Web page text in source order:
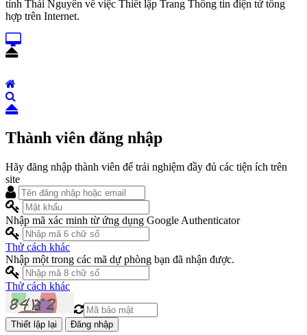
tỉnh Thái Nguyên về việc Thiết lập Trang Thông tin điện tử tổng
hợp trên Internet.
Thành viên đăng nhập
Hãy đăng nhập thành viên để trải nghiệm đầy đủ các tiện ích trên
site
Nhập mã xác minh từ ứng dụng Google Authenticator
Thử cách khác
Nhập một trong các mã dự phòng bạn đã nhận được.
Thử cách khác
Đăng nhập